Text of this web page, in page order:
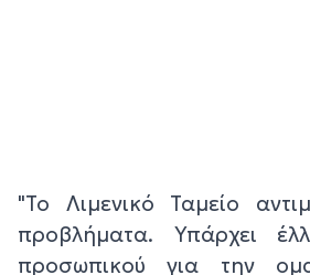
"Το Λιμενικό Ταμείο
προβλήματα. Υπάρχει
προσωπικού για την